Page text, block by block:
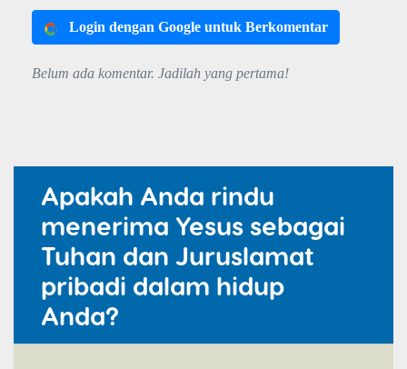
Login dengan Google untuk Berkomentar
Belum ada komentar. Jadilah yang pertama!
Apakah Anda rindu
menerima Yesus sebagai
Tuhan dan Juruslamat
pribadi dalam hidup
Anda?